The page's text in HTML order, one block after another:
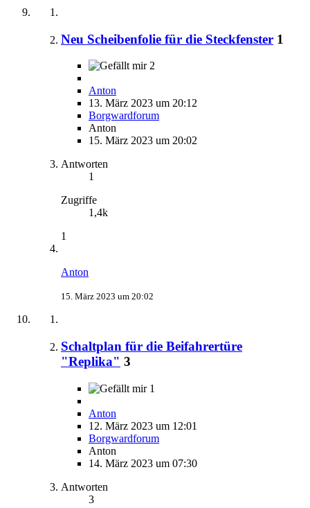
Neu Scheibenfolie für die Steckfenster 1
2
Anton
13. März 2023 um 20:12
Borgwardforum
Anton
15. März 2023 um 20:02
Antworten
1
Zugriffe
1,4k
1
Anton
15. März 2023 um 20:02
Schaltplan für die Beifahrertüre
"Replika" 3
1
Anton
12. März 2023 um 12:01
Borgwardforum
Anton
14. März 2023 um 07:30
Antworten
3